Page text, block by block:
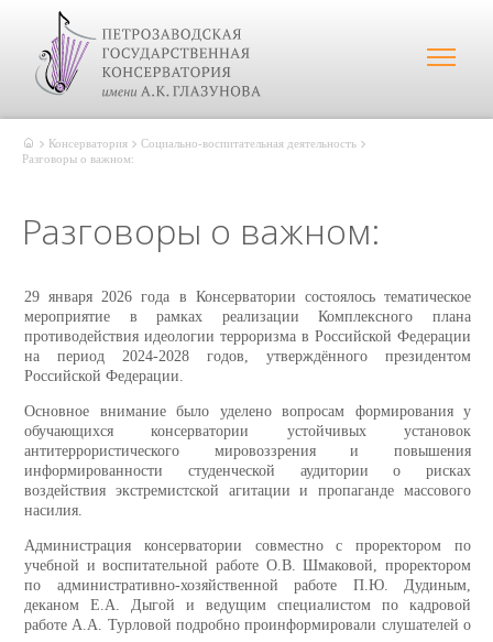
Консерватория
Социально-воспитательная деятельность
Разговоры о важном:
Разговоры о важном:
29 января 2026 года в Консерватории состоялось тематическое
мероприятие в рамках реализации Комплексного плана
противодействия идеологии терроризма в Российской Федерации
на период 2024-2028 годов, утверждённого президентом
Российской Федерации.
Основное внимание было уделено вопросам формирования у
обучающихся консерватории устойчивых установок
антитеррористического мировоззрения и повышения
информированности студенческой аудитории о рисках
воздействия экстремистской агитации и пропаганде массового
насилия.
Администрация консерватории совместно с проректором по
учебной и воспитательной работе О.В. Шмаковой, проректором
по административно-хозяйственной работе П.Ю. Дудиным,
деканом Е.А. Дыгой и ведущим специалистом по кадровой
работе А.А. Турловой подробно проинформировали слушателей о